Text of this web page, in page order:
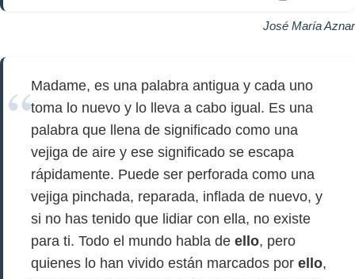
José María Aznar
Madame, es una palabra antigua y cada uno
toma lo nuevo y lo lleva a cabo igual. Es una
palabra que llena de significado como una
vejiga de aire y ese significado se escapa
rápidamente. Puede ser perforada como una
vejiga pinchada, reparada, inflada de nuevo, y
si no has tenido que lidiar con ella, no existe
para ti. Todo el mundo habla de ello, pero
quienes lo han vivido están marcados por ello,